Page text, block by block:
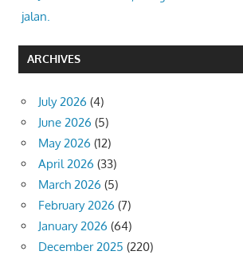
jalan.
ARCHIVES
July 2026 (4)
June 2026 (5)
May 2026 (12)
April 2026 (33)
March 2026 (5)
February 2026 (7)
January 2026 (64)
December 2025 (220)